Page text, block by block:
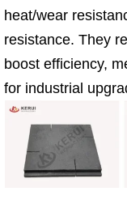
heat/wear
resistance. They
boost efficiency,
for industrial